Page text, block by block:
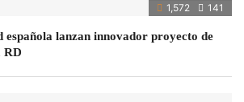
1,572 141
española lanzan innovador proyecto de
RD